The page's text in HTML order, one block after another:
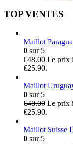
TOP VENTES
Maillot
0 sur 5
€48.00 Le prix
€25.90.
Maillot
0 sur 5
€48.00 Le prix
€25.90.
Maillot Suisse
0 sur 5